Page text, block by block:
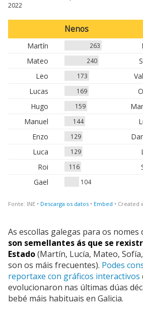
As escollas galegas para os nomes
son semellantes ás que se
Estado(Martín, Lucía, Mateo,
son os máis frecuentes). Podes
reportaxe con gráficos interactivos
evolucionaron nas últimas dúas
bebé máis habituais en Galicia.